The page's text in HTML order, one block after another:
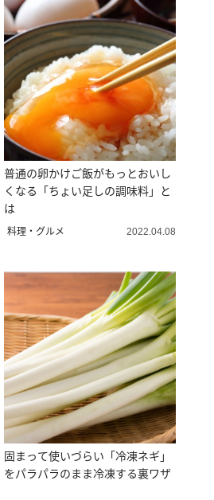
普通の卵かけご飯がもっとおいし
くなる「ちょい足しの調味料」と
は
料理・グルメ 2022.04.08
固まって使いづらい「冷凍ネギ」
をパラパラのまま冷凍する裏ワザ